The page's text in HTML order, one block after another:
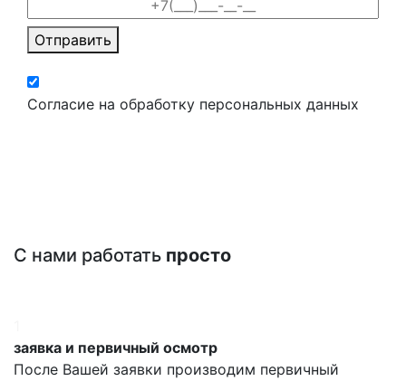
Отправить
Согласие на обработку персональных данных
С нами работать просто
заявка и первичный осмотр
После Вашей заявки производим первичный